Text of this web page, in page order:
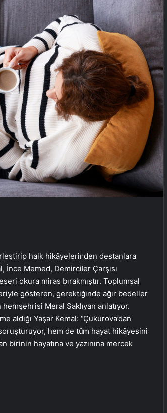
halk hikâyelerinden destanlara
İnce Memed, Demirciler Çarşısı
okura miras bırakmıştır. Toplumsal
gösteren, gerektiğinde ağır bedeller
Meral Saklıyan anlatıyor.
aldığı Yaşar Kemal: “Çukurova’dan
hem de tüm hayat hikâyesini
birinin hayatına ve yazınına mercek